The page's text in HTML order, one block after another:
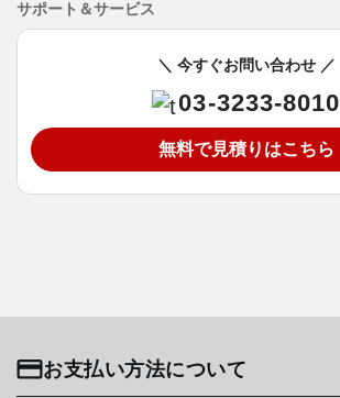
サポート＆サービス
＼ 今すぐお問い合わせ ／
03-3233-8010
無料で見積りはこちら
お支払い方法について